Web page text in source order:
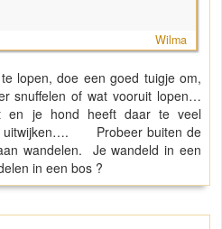
Wilma
lopen, doe een goed tuigje om,
snuffelen of wat vooruit lopen…
en je hond heeft daar te veel
uitwijken…. Probeer buiten de
wandelen. Je wandeld in een
in een bos ?